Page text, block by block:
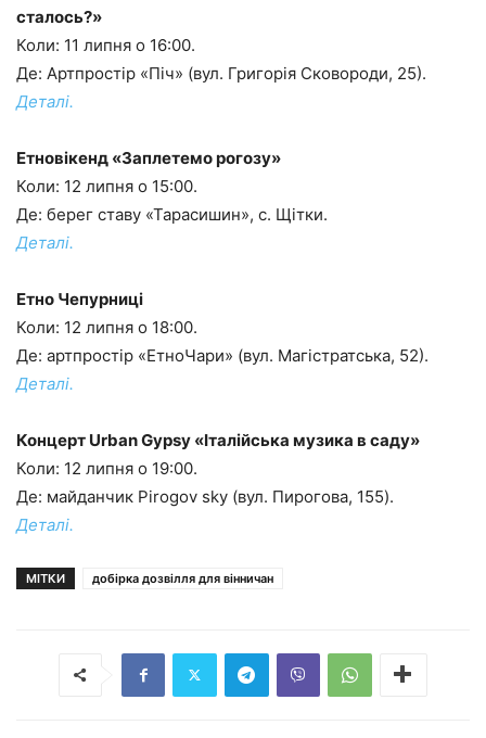
сталось?»
Коли: 11 липня о 16:00.
Де: Артпростір «Піч» (вул. Григорія Сковороди, 25).
Деталі.
Етновікенд «Заплетемо рогозу»
Коли: 12 липня о 15:00.
Де: берег ставу «Тарасишин», с. Щітки.
Деталі.
Етно Чепурниці
Коли: 12 липня о 18:00.
Де: артпростір «ЕтноЧари» (вул. Магістратська, 52).
Деталі.
Концерт Urban Gypsy «Італійська музика в саду»
Коли: 12 липня о 19:00.
Де: майданчик Pirogov sky (вул. Пирогова, 155).
Деталі.
МІТКИ добірка дозвілля для вінничан